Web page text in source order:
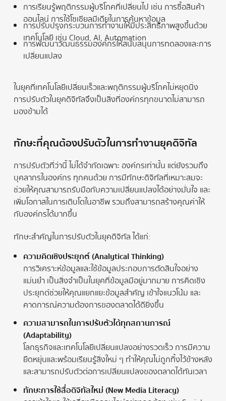
การเรียนรู้พฤติกรรมผู้บริโภคที่เปลี่ยนไป เช่น การซื้อสินค้า
ออนไลน์ การใช้โซเชียลมีเดียในการค้นหาข้อมูล
การปรับปรุงกระบวนการทำงานให้มีประสิทธิภาพสูงขึ้นด้วย
เทคโนโลยี เช่น Cloud, AI, Automation
การพัฒนาวัฒนธรรมองค์กรให้สนับสนุนการทดลองและการ
เปลี่ยนแปลง
ในยุคที่เทคโนโลยีเปลี่ยนเร็วและพฤติกรรมผู้บริโภคไม่หยุดนิ่ง
การปรับตัวในยุคดิจิทัลจึงเป็นสิ่งที่องค์กรทุกขนาดไม่สามารถ
มองข้ามได้
ทักษะที่คุณต้องปรับตัวในการทำงานยุคดิจิทัล
การปรับตัวที่ว่านี้ ไม่ได้จำกัดเฉพาะ องค์กรเท่านั้น แต่ยังรวมถึง
บุคลากรในองค์กร ทุกคนด้วย การมีทักษะดิจิทัลที่เหมาะสมจะ
ช่วยให้คุณสามารถรับมือกับความเปลี่ยนแปลงได้อย่างมั่นใจ และ
เพิ่มโอกาสในการเติบโตในอาชีพ รวมถึงสามารถสร้างคุณค่าให้
กับองค์กรได้มากขึ้น
ทักษะสำคัญในการปรับตัวในยุคดิจิทัล ได้แก่:
ความคิดเชิงประยุกต์ (Analytical Thinking)
การวิเคราะห์ข้อมูลและใช้ข้อมูลประกอบการตัดสินใจอย่าง
แม่นยำ เป็นสิ่งจำเป็นในยุคที่ข้อมูลมีอยู่มากมาย การคิดเชิง
ประยุกต์ช่วยให้คุณแยกแยะข้อมูลสำคัญ เข้าใจแนวโน้ม และ
คาดการณ์ความต้องการของตลาดได้ดียิ่งขึ้น
ความสามารถในการปรับตัวได้ทุกสถานการณ์
(Adaptability)
โลกธุรกิจและเทคโนโลยีเปลี่ยนแปลงอย่างรวดเร็ว การมีความ
ยืดหยุ่นและพร้อมเรียนรู้สิ่งใหม่ ๆ ทำให้คุณไม่ถูกทิ้งไว้ข้างหลัง
และสามารถปรับตัวต่อการเปลี่ยนแปลงของตลาดได้ทันเวลา
ทักษะการใช้สื่อดิจิทัลใหม่ (New Media Literacy)